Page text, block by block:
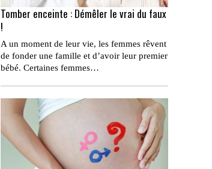
Tomber enceinte : Démêler le vrai du faux
!
A un moment de leur vie, les femmes rêvent
de fonder une famille et d’avoir leur premier
bébé. Certaines femmes…